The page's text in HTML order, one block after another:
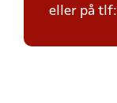
eller på tlf: